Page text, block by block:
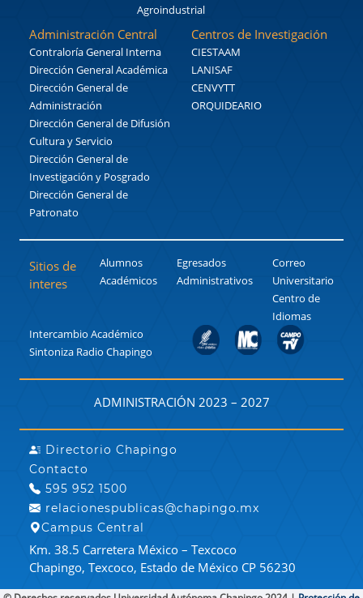
Agroindustrial
Administración Central
Contraloría General Interna
Dirección General Académica
Dirección General de
Administración
Dirección General de Difusión
Cultura y Servicio
Dirección General de
Investigación y Posgrado
Dirección General de
Patronato
Centros de Investigación
CIESTAAM
LANISAF
CENVYTT
ORQUIDEARIO
Sitios de
interes
Alumnos
Académicos
Egresados
Administrativos
Correo
Universitario
Centro de
Idiomas
Intercambio Académico
Sintoniza Radio Chapingo
ADMINISTRACIÓN 2023 – 2027
Directorio Chapingo
Contacto
595 952 1500
relacionespublicas@chapingo.mx
Campus Central
Km. 38.5 Carretera México – Texcoco
Chapingo, Texcoco, Estado de México CP 56230